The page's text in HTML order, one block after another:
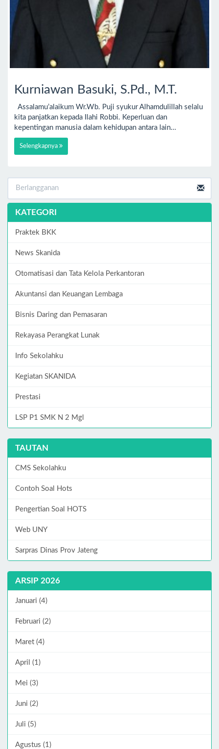
Kurniawan Basuki, S.Pd., M.T.
Assalamu’alaikum Wr.Wb. Puji syukur Alhamdulillah selalu
kita panjatkan kepada Ilahi Robbi. Keperluan dan
kepentingan manusia dalam kehidupan antara lain…
Selengkapnya
KATEGORI
Praktek BKK
News Skanida
Otomatisasi dan Tata Kelola Perkantoran
Akuntansi dan Keuangan Lembaga
Bisnis Daring dan Pemasaran
Rekayasa Perangkat Lunak
Info Sekolahku
Kegiatan SKANIDA
Prestasi
LSP P1 SMK N 2 Mgl
TAUTAN
CMS Sekolahku
Contoh Soal Hots
Pengertian Soal HOTS
Web UNY
Sarpras Dinas Prov Jateng
ARSIP 2026
Januari (4)
Februari (2)
Maret (4)
April (1)
Mei (3)
Juni (2)
Juli (5)
Agustus (1)